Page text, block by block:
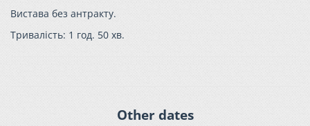
Вистава без антракту.
Тривалість: 1 год. 50 хв.
Other dates